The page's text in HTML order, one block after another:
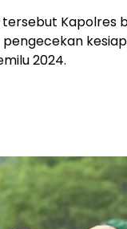
Kapolres
pengecekan
2024.